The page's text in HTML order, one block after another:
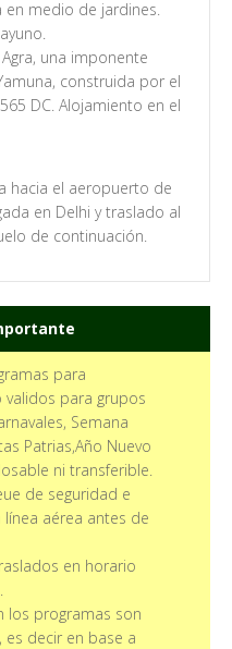
medio de jardines.
una imponente
construida por el
DC. Alojamiento en el
hacia el aeropuerto de
en Delhi y traslado al
de continuación.
para
validos para grupos
Semana
Patrias,Año Nuevo
ni transferible.
de seguridad e
aérea antes de
en horario
los programas son
es decir en base a